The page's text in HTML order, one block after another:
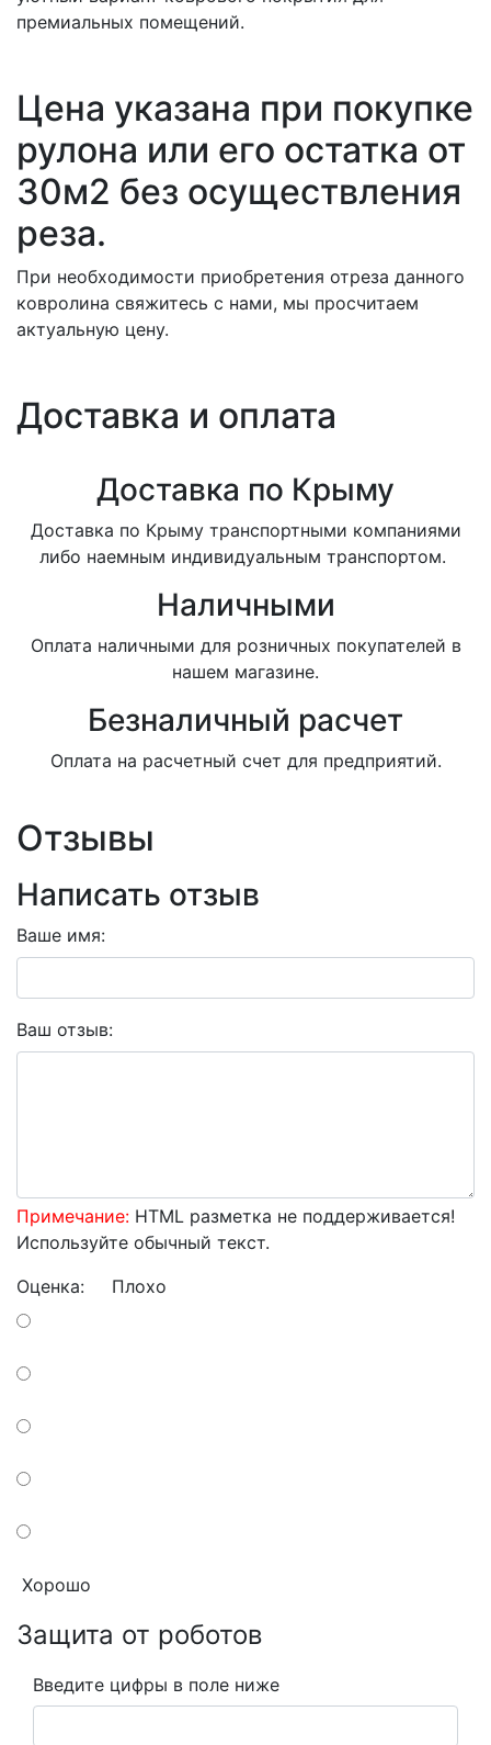
премиальных помещений.
Цена указана при покупке
рулона или его остатка от
30м2 без осуществления
реза.
При необходимости приобретения отреза данного
ковролина свяжитесь с нами, мы просчитаем
актуальную цену.
Доставка и оплата
Доставка по Крыму
Доставка по Крыму транспортными компаниями
либо наемным индивидуальным транспортом.
Наличными
Оплата наличными для розничных покупателей в
нашем магазине.
Безналичный расчет
Оплата на расчетный счет для предприятий.
Отзывы
Написать отзыв
Ваше имя:
Ваш отзыв:
Примечание: HTML разметка не поддерживается!
Используйте обычный текст.
Оценка: Плохо
Хорошо
Защита от роботов
Введите цифры в поле ниже